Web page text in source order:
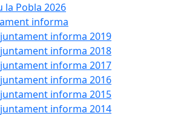
la Pobla 2026
informa
informa 2019
informa 2018
informa 2017
informa 2016
informa 2015
informa 2014